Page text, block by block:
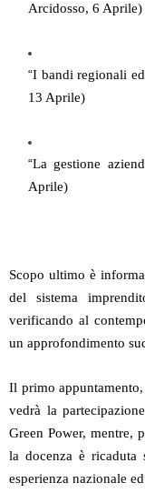
Arcidosso, 6 Aprile)
“I bandi regionali
13 Aprile)
“La gestione
Aprile)
Scopo ultimo è
del sistema
verificando al
un approfondimento
Il primo
vedrà la
Green Power, mentre,
la docenza è
esperienza nazionale